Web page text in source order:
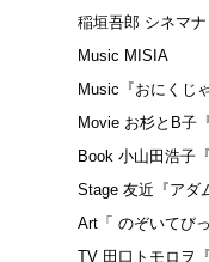
稲垣吾郎 シネマナ
Music MISIA
Music『おにくじ
Movie お杉とB子
Book 小山田浩子『
Stage 友近『アダ
Art「 のぞいてび
TV 田口トモロヲ